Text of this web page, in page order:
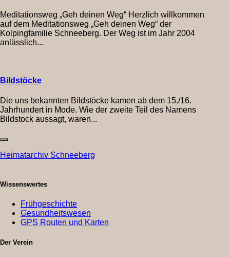
Meditationsweg „Geh deinen Weg“ Herzlich willkommen
auf dem Meditationsweg „Geh deinen Weg“ der
Kolpingfamilie Schneeberg. Der Weg ist im Jahr 2004
anlässlich...
Bildstöcke
Die uns bekannten Bildstöcke kamen ab dem 15./16.
Jahrhundert in Mode. Wie der zweite Teil des Namens
Bildstock aussagt, waren...
Heimatarchiv Schneeberg
Wissenswertes
Frühgeschichte
Gesundheitswesen
GPS Routen und Karten
Der Verein